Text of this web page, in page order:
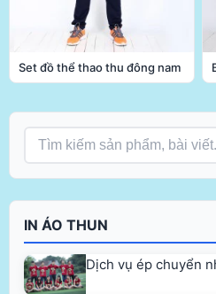
Set đồ thể thao thu đông nam
IN ÁO THUN
Dịch vụ ép chuyển